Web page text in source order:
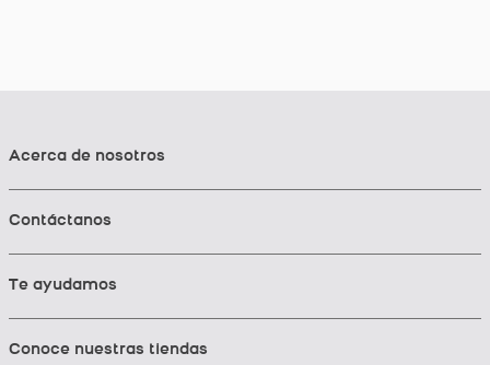
Acerca de nosotros
Contáctanos
Te ayudamos
Conoce nuestras tiendas